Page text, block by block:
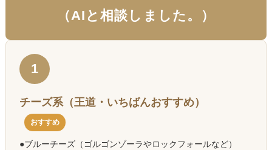
（AIと相談しました。）
1
チーズ系（王道・いちばんおすすめ）
おすすめ
●ブルーチーズ（ゴルゴンゾーラやロックフォールなど）